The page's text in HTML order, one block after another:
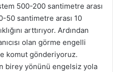
500-200 santimetre arası
50 santimetre arası 10
arttırıyor. Ardından
olan görme engelli
komut gönderiyoruz.
birey yönünü engelsiz yola